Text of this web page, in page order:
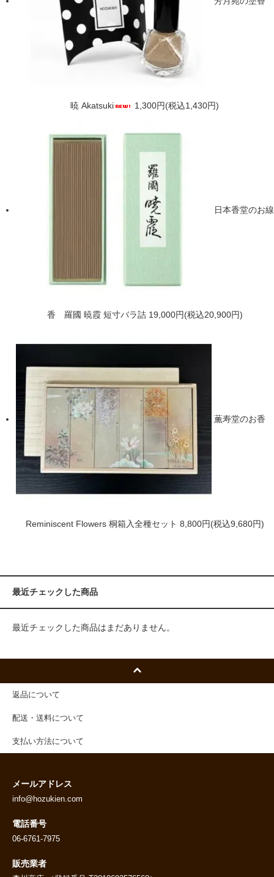
暁 Akatsuki 1,300円(税込1,430円)
日本香堂のお線
香 羅國 暁霞 短寸バラ詰 19,000円(税込20,900円)
薫寿堂のお香
Reminiscent Flowers 桐箱入全種セット 8,800円(税込9,680円)
最近チェックした商品
最近チェックした商品はまだありません。
返品について
配送・送料について
支払い方法について
メールアドレス
info@hozukien.com
電話番号
06-6761-7975
販売業者